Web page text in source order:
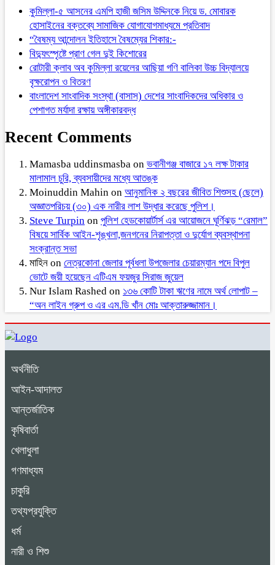
কুমিল্লা-৫ আসনের এমপি হাজী জসিম উদ্দিনকে নিয়ে ড. মোবারক
হোসাইনের বক্তব্যে সামাজিক যোগাযোগমাধ্যমে প্রতিবাদ
“বৈষম্য আন্দোলন ইতিহাসে বৈষম্যের শিকার:-
বিদ্যুৎস্পৃষ্টে প্রাণ গেল দুই কিশোরের
রোটারী ক্লাব অব কুমিল্লা রয়েলের আছিয়া গণি বালিকা উচ্চ বিদ্যালয়ে
বৃক্ষরোপন ও বিতরণ
বাংলাদেশ সাংবাদিক সংস্থা (বাসাস) দেশের সাংবাদিকদের অধিকার ও
পেশাগত মর্যাদা রক্ষায় অঙ্গীকারবদ্ধ
Recent Comments
Mamasba uddinsmasba on ভবানীগঞ্জ বাজারে ১৭ লক্ষ টাকার
মালামাল চুরি, ব্যবসায়ীদের মধ্যে আতঙ্ক
Moinuddin Mahin on আনুমানিক ২ বছরের জীবিত শিশুসহ (ছেলে)
অজ্ঞাতপরিচয় (৩০) এক নারীর লাশ উদ্ধার করেছে পুলিশ।
Steve Turpin on পুলিশ হেডকোয়ার্টার্স এর আয়োজনে ঘূর্ণিঝড় “রেমাল”
বিষয়ে সার্বিক আইন-শৃঙ্খলা,জনগনের নিরাপত্তা ও দুর্যোগ ব্যবস্থাপনা
সংক্রান্ত সভা
মাহিন on নেত্রকোনা জেলার পূর্বধলা উপজেলার চেয়ারম্যান পদে বিপুল
ভোটে জয়ী হয়েছেন এটিএম ফয়জুর সিরাজ জুয়েল
Nur Islam Rashed on ১৩৬ কোটি টাকা ঋণের নামে অর্থ লোপাট –
“অন লাইন গ্রুপ ও এর এম.ডি খাঁন মোঃ আক্তারুজ্জামান।
অর্থনীতি
আইন-আদালত
আন্তর্জাতিক
কৃষিবার্তা
খেলাধুলা
গণমাধ্যম
চাকুরি
তথ্যপ্রযুক্তি
ধর্ম
নারী ও শিশু